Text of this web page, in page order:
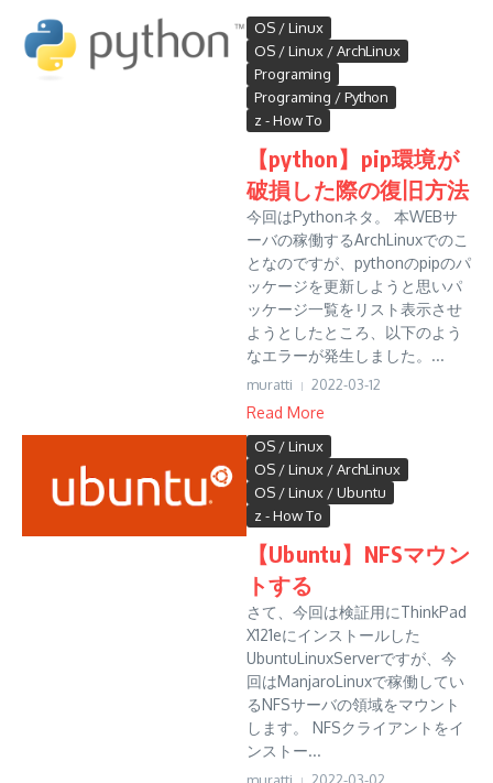
OS / Linux
OS / Linux / ArchLinux
Programing
Programing / Python
z - How To
【python】pip環境が
破損した際の復旧方法
今回はPythonネタ。 本WEBサ
ーバの稼働するArchLinuxでのこ
となのですが、pythonのpipのパ
ッケージを更新しようと思いパ
ッケージ一覧をリスト表示させ
ようとしたところ、以下のよう
なエラーが発生しました。...
muratti 2022-03-12
Read More
OS / Linux
OS / Linux / ArchLinux
OS / Linux / Ubuntu
z - How To
【Ubuntu】NFSマウン
トする
さて、今回は検証用にThinkPad
X121eにインストールした
UbuntuLinuxServerですが、今
回はManjaroLinuxで稼働してい
るNFSサーバの領域をマウント
します。 NFSクライアントをイ
ンストー...